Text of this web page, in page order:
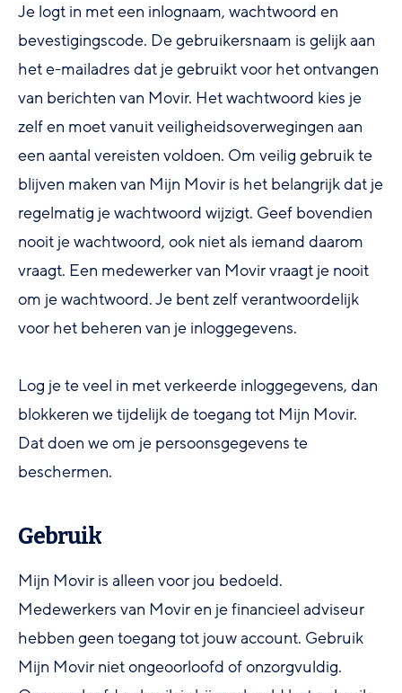
Je logt in met een inlognaam, wachtwoord en
bevestigingscode. De gebruikersnaam is gelijk aan
het e-mailadres dat je gebruikt voor het ontvangen
van berichten van Movir. Het wachtwoord kies je
zelf en moet vanuit veiligheidsoverwegingen aan
een aantal vereisten voldoen. Om veilig gebruik te
blijven maken van Mijn Movir is het belangrijk dat je
regelmatig je wachtwoord wijzigt. Geef bovendien
nooit je wachtwoord, ook niet als iemand daarom
vraagt. Een medewerker van Movir vraagt je nooit
om je wachtwoord. Je bent zelf verantwoordelijk
voor het beheren van je inloggegevens.
Log je te veel in met verkeerde inloggegevens, dan
blokkeren we tijdelijk de toegang tot Mijn Movir.
Dat doen we om je persoonsgegevens te
beschermen.
Gebruik
Mijn Movir is alleen voor jou bedoeld.
Medewerkers van Movir en je financieel adviseur
hebben geen toegang tot jouw account. Gebruik
Mijn Movir niet ongeoorloofd of onzorgvuldig.